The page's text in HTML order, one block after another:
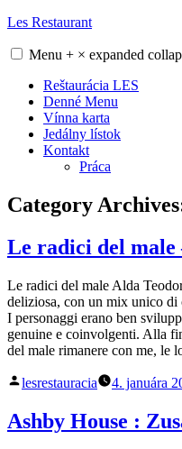
Skip
content
Les Restaurant
Menu + × expanded
Reštaurácia LES
Denné Menu
Vínna karta
Jedálny lístok
Kontakt
Práca
Category
Le radici del male
Le radici del male Alda
deliziosa, con un mix unico di
I personaggi erano ben
genuine e coinvolgenti. Alla
del male rimanere con me, le
Posted
lesrestauracia 4. januára
Ashby House :